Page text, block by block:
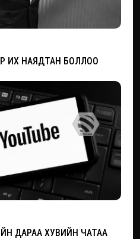
ИХ НАЯДТАН БОЛЛОО
ДАРАА ХУВИЙН ЧАТАА